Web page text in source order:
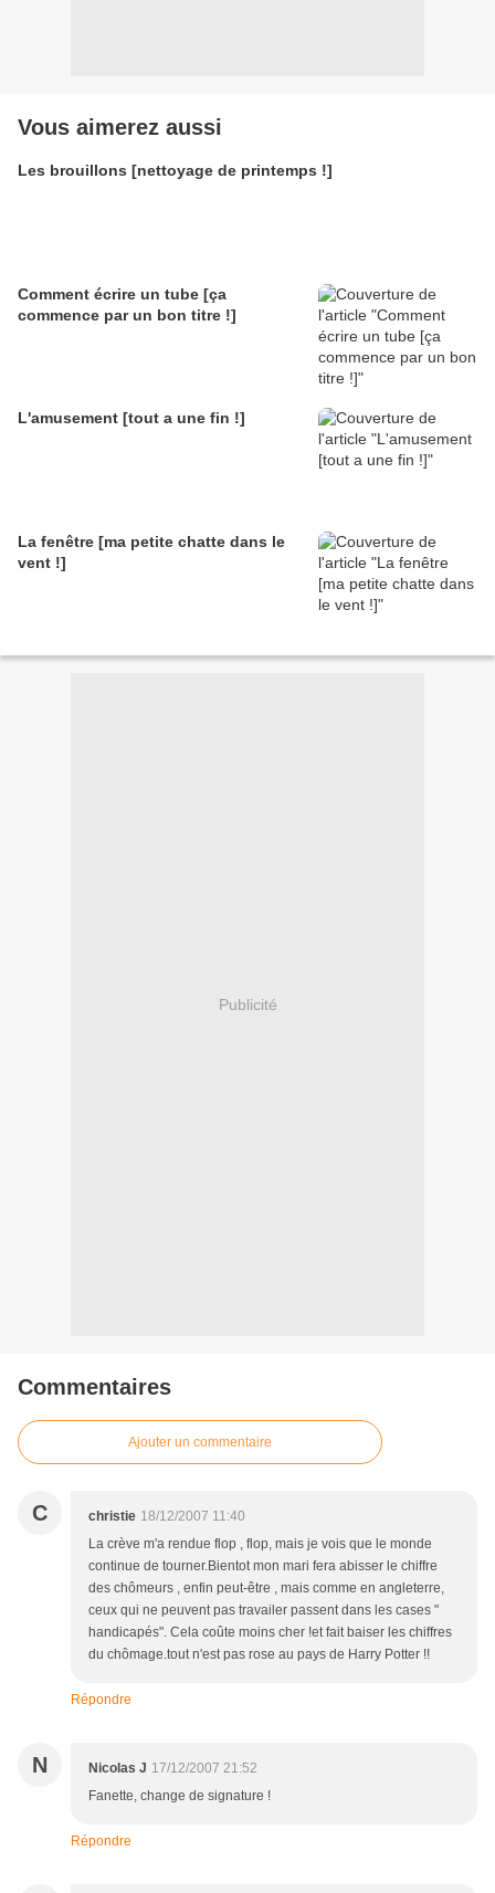
Vous aimerez aussi
Les brouillons [nettoyage de printemps !]
Comment écrire un tube [ça
commence par un bon titre !]
L'amusement [tout a une fin !]
La fenêtre [ma petite chatte dans le
vent !]
Publicité
Commentaires
Ajouter un commentaire
C christie 18/12/2007 11:40
La crève m'a rendue flop , flop, mais je vois que le monde
continue de tourner.Bientot mon mari fera abisser le chiffre
des chômeurs , enfin peut-être , mais comme en angleterre,
ceux qui ne peuvent pas travailer passent dans les cases "
handicapés". Cela coûte moins cher !et fait baiser les chiffres
du chômage.tout n'est pas rose au pays de Harry Potter !!
Répondre
N Nicolas J 17/12/2007 21:52
Fanette, change de signature !
Répondre